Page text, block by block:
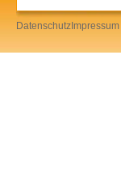
Datenschutz Impressum